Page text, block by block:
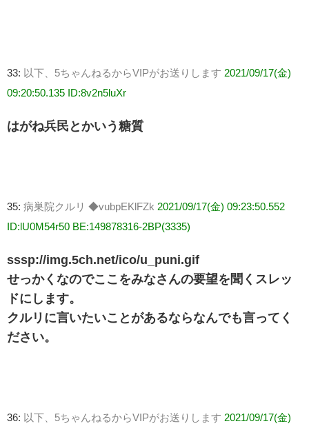
33: 以下、5ちゃんねるからVIPがお送りします 2021/09/17(金)
09:20:50.135 ID:8v2n5luXr
はがね兵民とかいう糖質
35: 病巣院クルリ ◆vubpEKlFZk 2021/09/17(金) 09:23:50.552
ID:lU0M54r50 BE:149878316-2BP(3335)
sssp://img.5ch.net/ico/u_puni.gif
せっかくなのでここをみなさんの要望を聞くスレッ
ドにします。
クルリに言いたいことがあるならなんでも言ってく
ださい。
36: 以下、5ちゃんねるからVIPがお送りします 2021/09/17(金)